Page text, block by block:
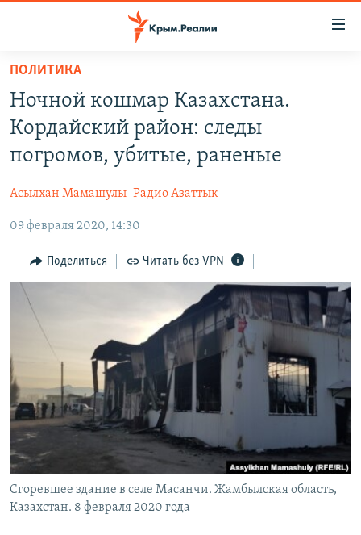
Вернуться
основному
содержанию
Вернутся
главной
Вернутся
поиску
11 ЛЕТ ОККУПАЦИИ КРЫМА. 11 ИСТОРИЙ СОПРОТИВЛЕНИЯ
ВОДА
ЕЩЕ
ИНТЕРАКТИВ
ИНФОГРАФИКА
СОВЕТЫ ПРАВОЗАЩИТНИКОВ
ПРОПАВШИЕ БЕЗ ВЕСТИ
ПОБЕДИТЕЛЕЙ НЕ СУДЯТ?
КРЫМ.НЕПОКОРЕННЫЙ
ELIFBE
УКРАИНСКАЯ ПРОБЛЕМА КРЫМА
РАДІО СВОБОДА
КАК ОБОЙТИ БЛОКИРОВКУ
Українською
Qırımtatar
ПРИСОЕДИНЯЙТЕСЬ!
Все сайты RFE/RL
ПОЛИТИКА
Ночной кошмар Казахстана.
Кордайский район: следы
погромов, убитые, раненые
Асылхан Мамашулы Радио Азаттык
09 февраля 2020, 14:30
Поделиться Читать без VPN
Сгоревшее здание в селе Масанчи. Жамбылская область,
Казахстан. 8 февраля 2020 года